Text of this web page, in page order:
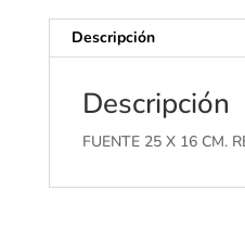
Descripción
Descripción
FUENTE 25 X 16 CM.